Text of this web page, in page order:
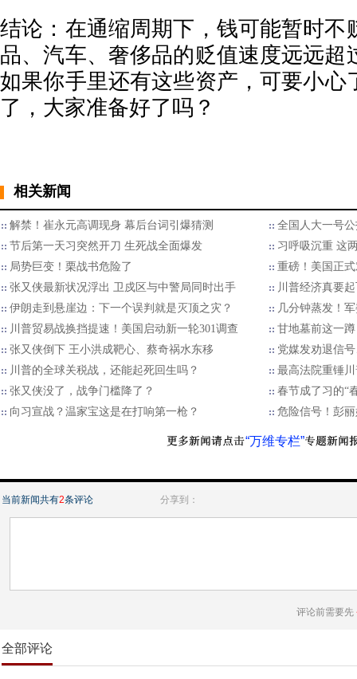
结论：在通缩周期下，钱可能暂时不
品、汽车、奢侈品的贬值速度远远超
如果你手里还有这些资产，可要小
了，大家准备好了吗？
相关新闻
解禁！崔永元高调现身 幕后台词引爆猜测
全国人大一号
节后第一天习突然开刀 生死战全面爆发
习呼吸沉重 这
局势巨变！栗战书危险了
重磅！美国正
张又侠最新状况浮出 卫戍区与中警局同时出手
川普经济真要
伊朗走到悬崖边：下一个误判就是灭顶之灾？
几分钟蒸发！
川普贸易战换挡提速！美国启动新一轮301调查
甘地墓前这一
张又侠倒下 王小洪成靶心、蔡奇祸水东移
党媒发劝退信
川普的全球关税战，还能起死回生吗？
最高法院重锤
张又侠没了，战争门槛降了？
春节成了习的“
向习宣战？温家宝这是在打响第一枪？
危险信号！彭
“万维专栏”
当前新闻共有2条评论 分享到：
评论前需要先
全部评论